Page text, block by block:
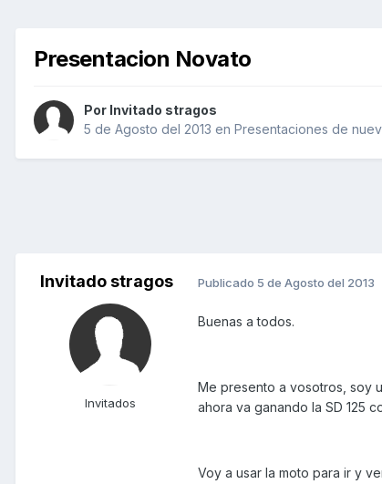
Presentacion Novato
Por Invitado stragos
5 de Agosto del 2013 en Presentaciones de
Invitado stragos
Invitados
Publicado 5 de Agosto del 2013
Buenas a todos.
Me presento a vosotros, soy
ahora va ganando la SD 125
Voy a usar la moto para ir y